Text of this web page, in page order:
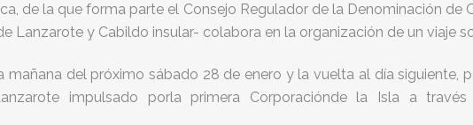
de la que forma parte el Consejo Regulador de la Denominación de
Lanzarote y Cabildo insular- colabora en la organización de un viaje
mañana del próximo sábado 28 de enero y la vuelta al día siguiente,
impulsado porla primera Corporaciónde la Isla a